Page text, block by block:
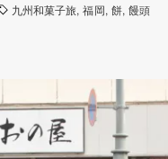
九州和菓子旅 福岡 餅 饅頭